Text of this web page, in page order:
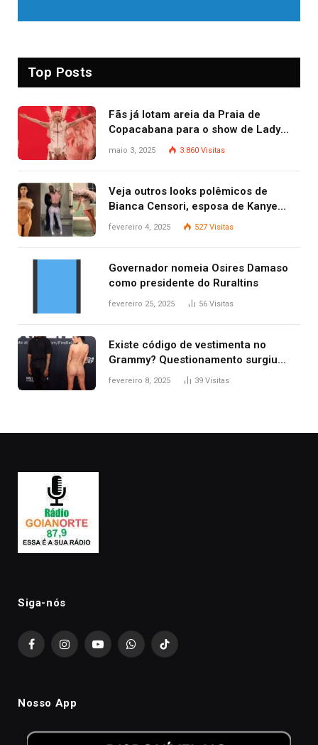
Top Posts
Fãs já lotam areia da Praia de
Copacabana para o show de Lady
Gaga
maio 3, 2025 3.860 Visitas
Veja outros looks polêmicos de
Bianca Censori, esposa de Kanye
West que apareceu nua no Grammy
fevereiro 4, 2025 527 Visitas
Governador nomeia Osires Damaso
como presidente do Ruraltins
fevereiro 25, 2025 56 Visitas
Existe código de vestimenta no
Grammy? Questionamento surgiu
após Bianca Censori, mulher de
fevereiro 8, 2025 39 Visitas
Siga-nós
FacebookInstagramYouTubeWhatsAppTikTok
Nosso App